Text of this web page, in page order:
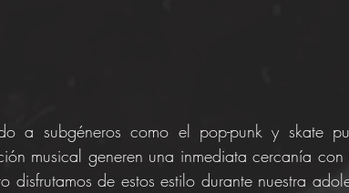
a subgéneros como el pop-punk y skate
musical generen una inmediata cercanía con
disfrutamos de estos estilo durante nuestra